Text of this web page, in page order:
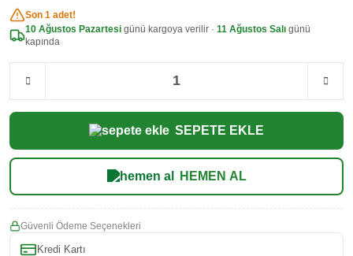
Son 1 adet!
10 Ağustos Pazartesi günü kargoya verilir · 11 Ağustos Salı günü
kapında
SEPETE EKLE
HEMEN AL
Güvenli Ödeme Seçenekleri
Kredi Kartı